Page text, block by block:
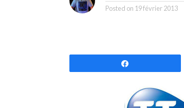
Posted on 19 février 2013